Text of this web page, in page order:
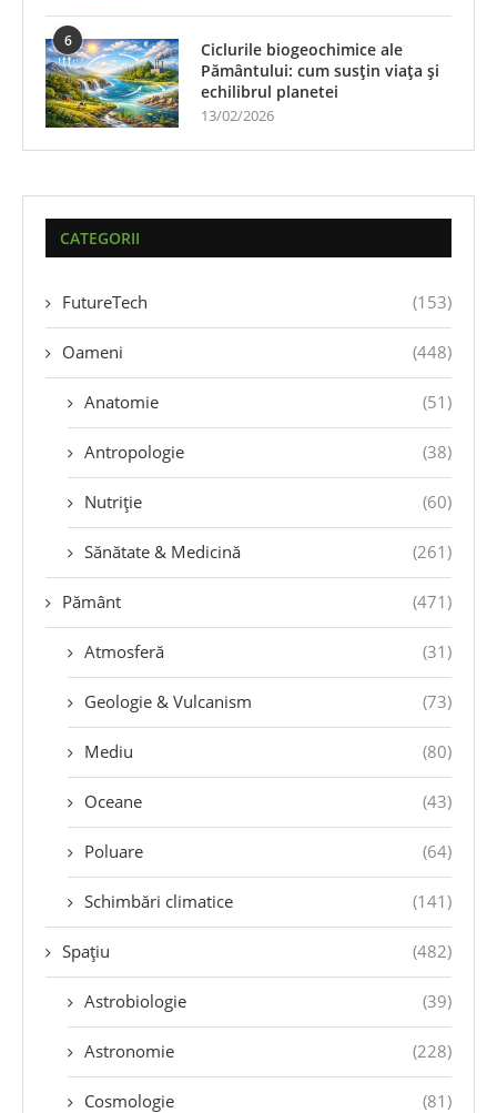
6
Ciclurile biogeochimice ale
Pământului: cum susțin viața și
echilibrul planetei
13/02/2026
CATEGORII
FutureTech (153)
Oameni (448)
Anatomie (51)
Antropologie (38)
Nutriție (60)
Sănătate & Medicină (261)
Pământ (471)
Atmosferă (31)
Geologie & Vulcanism (73)
Mediu (80)
Oceane (43)
Poluare (64)
Schimbări climatice (141)
Spațiu (482)
Astrobiologie (39)
Astronomie (228)
Cosmologie (81)